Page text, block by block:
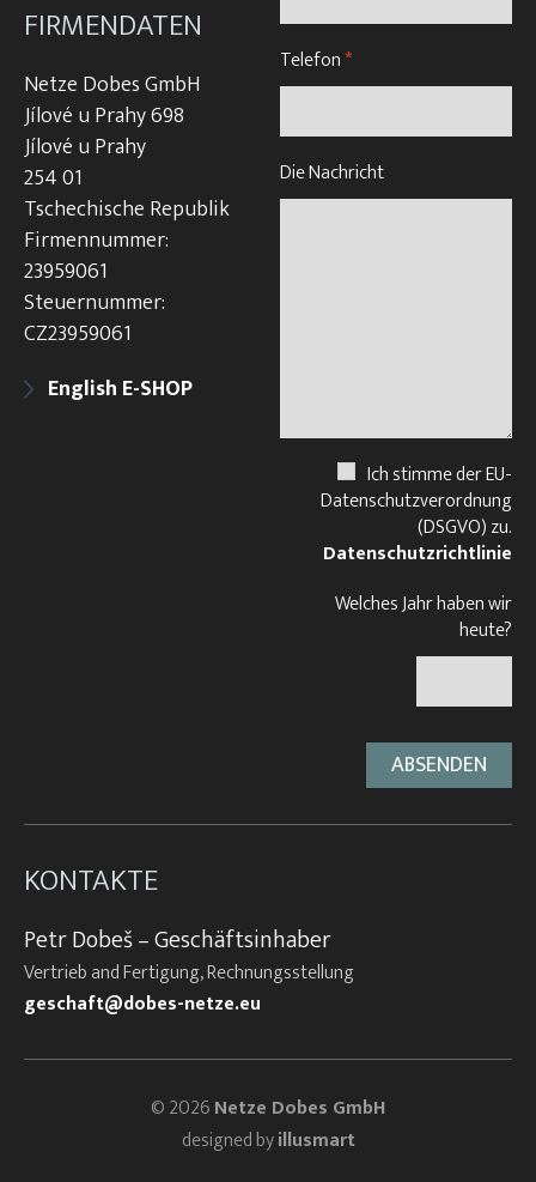
FIRMENDATEN
Netze Dobes GmbH
Jílové u Prahy 698
Jílové u Prahy
254 01
Tschechische Republik
Firmennummer:
23959061
Steuernummer:
CZ23959061
English E-SHOP
Telefon*
Die Nachricht
Ich stimme der EU-
Datenschutzverordnung
(DSGVO) zu.
Datenschutzrichtlinie
Welches Jahr haben wir
heute?
KONTAKTE
Petr Dobeš – Geschäftsinhaber
Vertrieb and Fertigung, Rechnungsstellung
geschaft@dobes-netze.eu
© 2026Netze Dobes GmbH
designed byillusmart